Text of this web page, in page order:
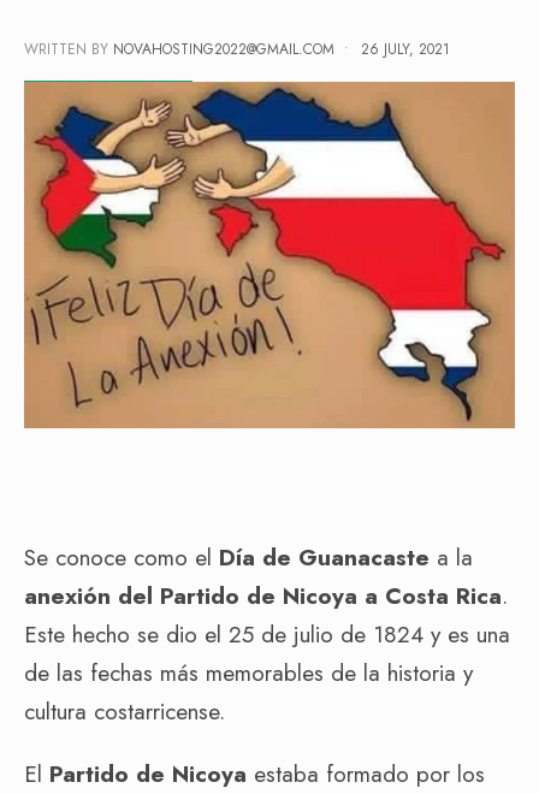
WRITTEN BY NOVAHOSTING2022@GMAIL.COM • 26 JULY, 2021
Se conoce como el Día de Guanacaste a la
anexión del Partido de Nicoya a Costa Rica.
Este hecho se dio el 25 de julio de 1824 y es una
de las fechas más memorables de la historia y
cultura costarricense.
El Partido de Nicoya estaba formado por los